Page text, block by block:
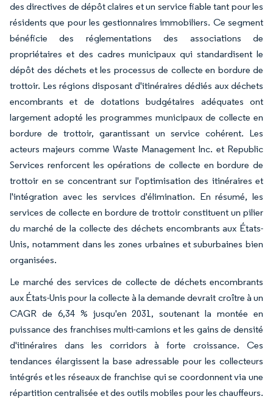
des directives de dépôt claires et un service fiable tant pour les
résidents que pour les gestionnaires immobiliers. Ce segment
bénéficie des réglementations des associations de
propriétaires et des cadres municipaux qui standardisent le
dépôt des déchets et les processus de collecte en bordure de
trottoir. Les régions disposant d'itinéraires dédiés aux déchets
encombrants et de dotations budgétaires adéquates ont
largement adopté les programmes municipaux de collecte en
bordure de trottoir, garantissant un service cohérent. Les
acteurs majeurs comme Waste Management Inc. et Republic
Services renforcent les opérations de collecte en bordure de
trottoir en se concentrant sur l'optimisation des itinéraires et
l'intégration avec les services d'élimination. En résumé, les
services de collecte en bordure de trottoir constituent un pilier
du marché de la collecte des déchets encombrants aux États-
Unis, notamment dans les zones urbaines et suburbaines bien
organisées.
Le marché des services de collecte de déchets encombrants
aux États-Unis pour la collecte à la demande devrait croître à un
CAGR de 6,34 % jusqu'en 2031, soutenant la montée en
puissance des franchises multi-camions et les gains de densité
d'itinéraires dans les corridors à forte croissance. Ces
tendances élargissent la base adressable pour les collecteurs
intégrés et les réseaux de franchise qui se coordonnent via une
répartition centralisée et des outils mobiles pour les chauffeurs.